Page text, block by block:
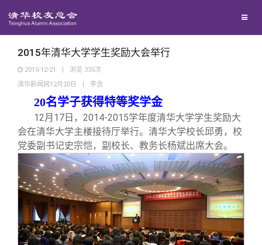
西南联大校友会
义工计划
媒体平台
《清华校友通讯》
《水木清华》
我要订阅
新媒体平台
百年清华
清华人物
清华故事
青春风采
校友服务
终身学习
信息化服务
校友总会
总会简介
关闭
2015年清华大学学生奖励大会举行
2015-12-21 | 浏览 335次
清华新闻网12月20日
| 李含
20名学子获得特等奖学金
12月17日，2014-2015学年度清华大学学生奖励大
会在清华大学主楼接待厅举行。清华大学校长邱勇，校
党委副书记史宗恺，副校长、教务长杨斌出席大会。